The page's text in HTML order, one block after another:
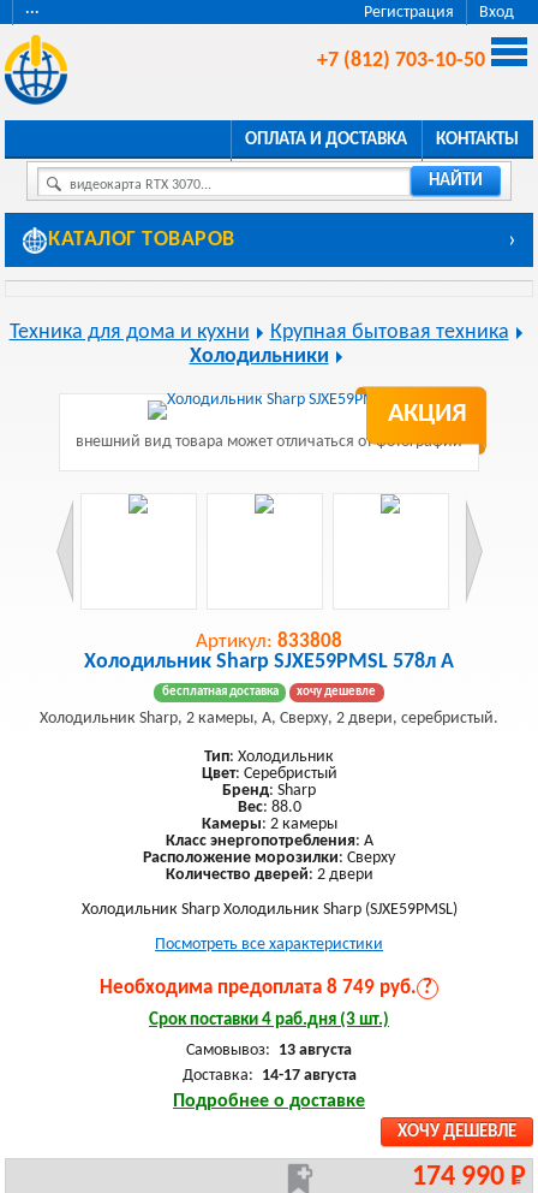
Регистрация Вход
···
+7 (812) 703-10-50
ОПЛАТА И ДОСТАВКА КОНТАКТЫ
видеокарта RTX 3070... НАЙТИ
КАТАЛОГ ТОВАРОВ ›
Техника для дома и кухни
Крупная бытовая техника
Холодильники
АКЦИЯ
внешний вид товара может отличаться от фотографии
Артикул: 833808
Холодильник Sharp SJXE59PMSL 578л A
бесплатная доставка хочу дешевле
Холодильник Sharp, 2 камеры, A, Сверху, 2 двери, серебристый.
Тип: Холодильник
Цвет: Серебристый
Бренд: Sharp
Вес: 88.0
Камеры: 2 камеры
Класс энергопотребления: A
Расположение морозилки: Сверху
Количество дверей: 2 двери
Холодильник Sharp Холодильник Sharp (SJXE59PMSL)
Посмотреть все характеристики
Необходима предоплата 8 749 руб. ?
Срок поставки 4 раб.дня (3 шт.)
Самовывоз: 13 августа
Доставка: 14-17 августа
Подробнее о доставке
ХОЧУ ДЕШЕВЛЕ
174 990 Р